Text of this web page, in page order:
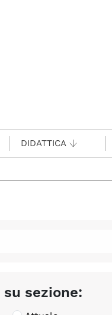
DIDATTICA
sezione: